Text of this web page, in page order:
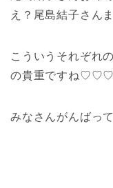
え？尾島結子さん
こういうそれぞれ
の貴重ですね♡♡♡
みなさんがんばっ